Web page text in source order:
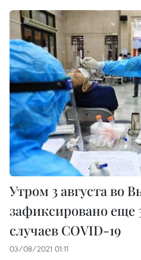
Утром 3 августа во
зафиксировано еще
случаев COVID-19
03/08/2021 01:11